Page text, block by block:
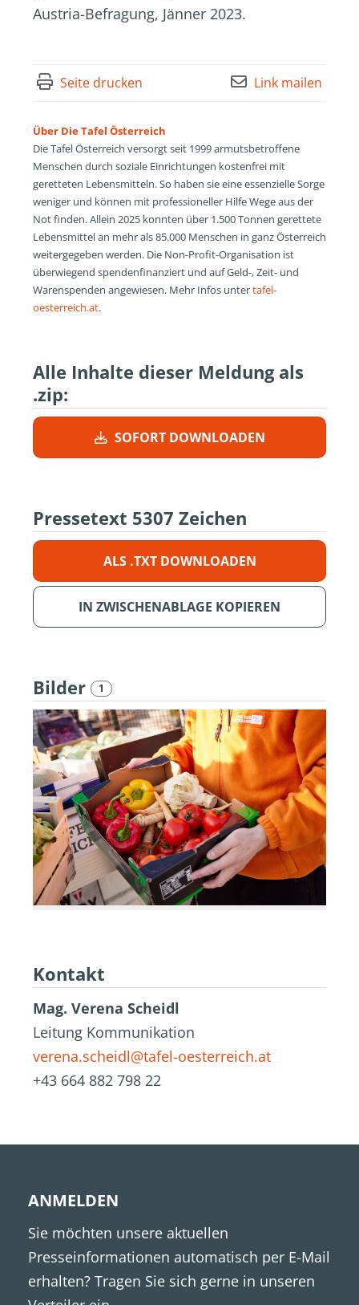
Austria-Befragung, Jänner 2023.
Seite drucken Link mailen
Über Die Tafel Österreich
Die Tafel Österreich versorgt seit 1999 armutsbetroffene
Menschen durch soziale Einrichtungen kostenfrei mit
geretteten Lebensmitteln. So haben sie eine essenzielle Sorge
weniger und können mit professioneller Hilfe Wege aus der
Not finden. Allein 2025 konnten über 1.500 Tonnen gerettete
Lebensmittel an mehr als 85.000 Menschen in ganz Österreich
weitergegeben werden. Die Non-Profit-Organisation ist
überwiegend spendenfinanziert und auf Geld-, Zeit- und
Warenspenden angewiesen. Mehr Infos untertafel-
oesterreich.at.
Alle Inhalte dieser Meldung als
.zip:
SOFORT DOWNLOADEN
Pressetext 5307 Zeichen
ALS .TXT DOWNLOADEN
IN ZWISCHENABLAGE KOPIEREN
Bilder 1
Kontakt
Mag. Verena Scheidl
Leitung Kommunikation
verena.scheidl@tafel-oesterreich.at
+43 664 882 798 22
ANMELDEN
Sie möchten unsere aktuellen
Presseinformationen automatisch per E-Mail
erhalten? Tragen Sie sich gerne in unseren